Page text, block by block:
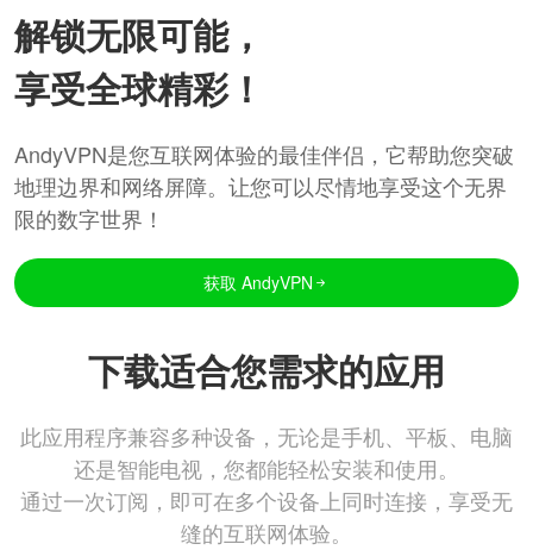
解锁无限可能，
享受全球精彩！
AndyVPN是您互联网体验的最佳伴侣，它帮助您突破
地理边界和网络屏障。让您可以尽情地享受这个无界
限的数字世界！
获取 AndyVPN
下载适合您需求的应用
此应用程序兼容多种设备，无论是手机、平板、电脑
还是智能电视，您都能轻松安装和使用。
通过一次订阅，即可在多个设备上同时连接，享受无
缝的互联网体验。